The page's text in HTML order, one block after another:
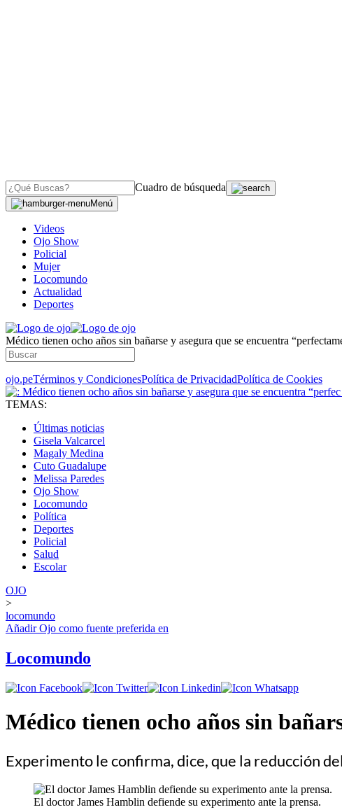
Cuadro de búsqueda
Menú
Videos
Ojo Show
Policial
Mujer
Locomundo
Actualidad
Deportes
Médico tienen ocho años sin bañarse y asegura que se encuentra
ojo.peTérminos y CondicionesPolítica de PrivacidadPolítica de Cookies
TEMAS:
Últimas noticias
Gisela Valcarcel
Magaly Medina
Cuto Guadalupe
Melissa Paredes
Ojo Show
Locomundo
Política
Deportes
Policial
Salud
Escolar
OJO
>
locomundo
AñadirOjo como fuente preferida en
Locomundo
Médico tienen ocho años sin
Experimento le confirma, dice, que la reducción
El doctor James Hamblin defiende su experimento ante la prensa.